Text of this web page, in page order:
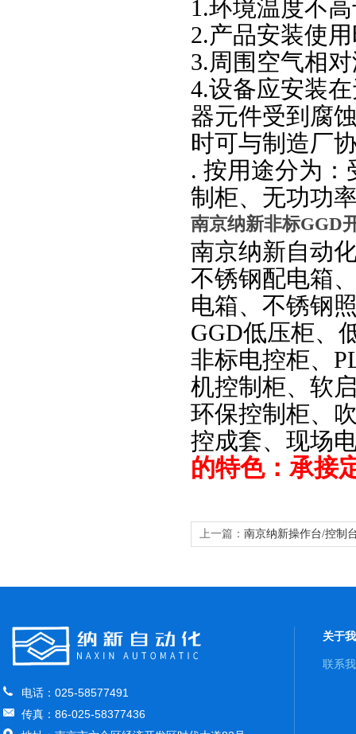
1.环境温度不
2.产品安装使
3.周围空气相
4.设备应安装
器元件受到腐
时可与制造厂
. 按用途分为
制柜、无功功
南京纳新非标GGD
南京纳新自动
不锈钢配电箱
电箱、不锈钢
GGD低压柜、
非标电控柜、
机控制柜、软
环保控制柜、
控成套、现场
的特色：承接
上一篇： 南京纳新操作台/控制
电话：025-58577491
传真：86-025-58377436
关于
联系